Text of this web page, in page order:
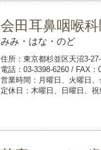
会田耳鼻咽喉
みみ・はな・のど
住所：東京都杉並区天沼3-
電話：03-3398-6260 / FAX：
営業時間：月曜日、火曜日
定休日：木曜日、日曜日、祝